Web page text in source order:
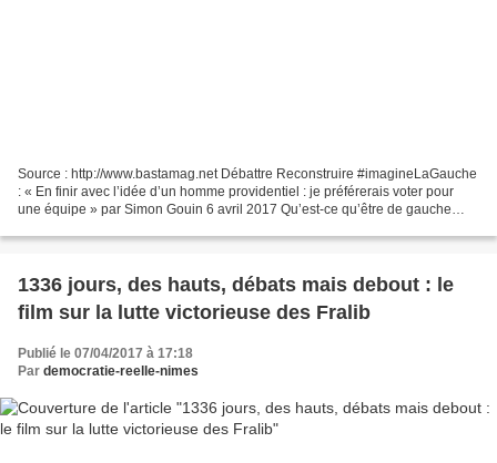
Source : http://www.bastamag.net Débattre Reconstruire #imagineLaGauche
: « En finir avec l’idée d’un homme providentiel : je préférerais voter pour
une équipe » par Simon Gouin 6 avril 2017 Qu’est-ce qu’être de gauche
1336 jours, des hauts, débats mais debout : le
film sur la lutte victorieuse des Fralib
Publié le 07/04/2017 à 17:18
Par democratie-reelle-nimes